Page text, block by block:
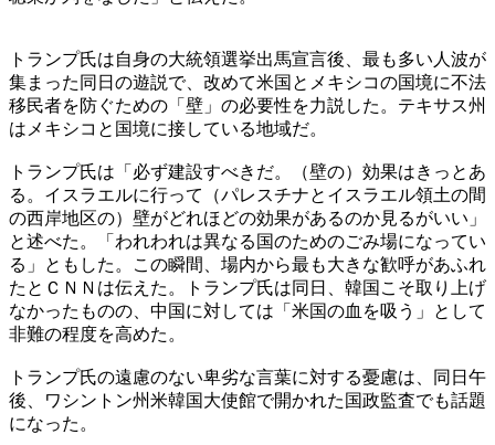
トランプ氏は自身の大統領選挙出馬宣言後、最も多い人波が
集まった同日の遊説で、改めて米国とメキシコの国境に不法
移民者を防ぐための「壁」の必要性を力説した。テキサス州
はメキシコと国境に接している地域だ。
トランプ氏は「必ず建設すべきだ。（壁の）効果はきっとあ
る。イスラエルに行って（パレスチナとイスラエル領土の間
の西岸地区の）壁がどれほどの効果があるのか見るがいい」
と述べた。「われわれは異なる国のためのごみ場になってい
る」ともした。この瞬間、場内から最も大きな歓呼があふれ
たとＣＮＮは伝えた。トランプ氏は同日、韓国こそ取り上げ
なかったものの、中国に対しては「米国の血を吸う」として
非難の程度を高めた。
トランプ氏の遠慮のない卑劣な言葉に対する憂慮は、同日午
後、ワシントン州米韓国大使館で開かれた国政監査でも話題
になった。